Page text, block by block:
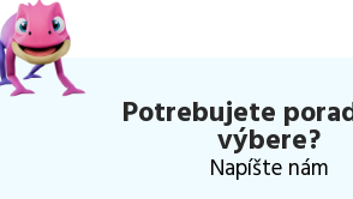
Potrebujete
výbere?
Napíšte nám